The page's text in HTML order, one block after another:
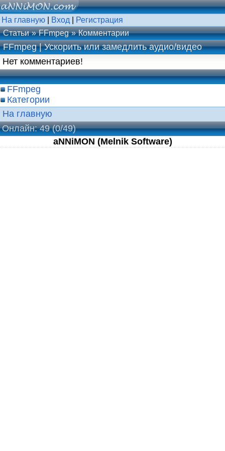
На главную Вход
Регистрация
Статьи
FFmpeg Комментарии
FFmpeg | Ускорить или замедлить аудио/видео
Нет комментариев!
FFmpeg
Категории
На главную
Онлайн: 49(0/49)
aNNiMON (Melnik Software)